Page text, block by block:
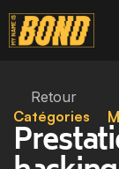
Retour
Catégories